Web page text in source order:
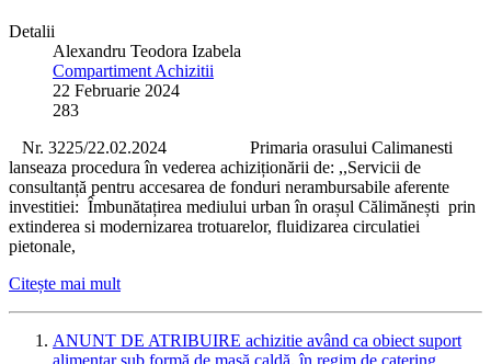
Detalii
Alexandru Teodora Izabela
Compartiment Achizitii
22 Februarie 2024
283
Nr. 3225/22.02.2024 Primaria orasului Calimanesti
lanseaza procedura în vederea achiziționării de: ,,Servicii de
consultanță pentru accesarea de fonduri nerambursabile aferente
investitiei: Îmbunătațirea mediului urban în orașul Călimănești prin
extinderea si modernizarea trotuarelor, fluidizarea circulatiei
pietonale,
Citește mai mult
ANUNT DE ATRIBUIRE achizitie având ca obiect suport
alimentar sub formă de masă caldă, în regim de catering